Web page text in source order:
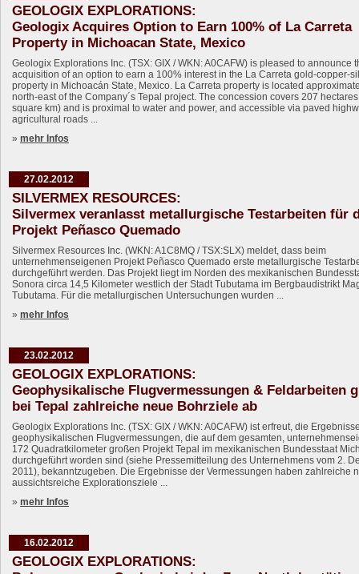
GEOLOGIX EXPLORATIONS:
Geologix Acquires Option to Earn 100% of La Carreta
Property in Michoacan State, Mexico
Geologix Explorations Inc. (TSX: GIX / WKN: A0CAFW) is pleased to announce
acquisition of an option to earn a 100% interest in the La Carreta gold-copper-
property in Michoacán State, Mexico. La Carreta property is located
north-east of the Company´s Tepal project. The concession covers 207
square km) and is proximal to water and power, and accessible via paved
agricultural roads ...
» mehr Infos
27.02.2012
SILVERMEX RESOURCES:
Silvermex veranlasst metallurgische Testarbeiten für
Projekt Peñasco Quemado
Silvermex Resources Inc. (WKN: A1C8MQ / TSX:SLX) meldet, dass beim
unternehmenseigenen Projekt Peñasco Quemado erste metallurgische
durchgeführt werden. Das Projekt liegt im Norden des mexikanischen
Sonora circa 14,5 Kilometer westlich der Stadt Tubutama im Bergbaudistrikt
Tubutama. Für die metallurgischen Untersuchungen wurden ...
» mehr Infos
23.02.2012
GEOLOGIX EXPLORATIONS:
Geophysikalische Flugvermessungen & Feldarbeiten
bei Tepal zahlreiche neue Bohrziele ab
Geologix Explorations Inc. (TSX: GIX / WKN: A0CAFW) ist erfreut, die
geophysikalischen Flugvermessungen, die auf dem gesamten,
172 Quadratkilometer großen Projekt Tepal im mexikanischen Bundesstaat
durchgeführt worden sind (siehe Pressemitteilung des Unternehmens vom 2.
2011), bekanntzugeben. Die Ergebnisse der Vermessungen haben zahlreiche
aussichtsreiche Explorationsziele ...
» mehr Infos
16.02.2012
GEOLOGIX EXPLORATIONS: